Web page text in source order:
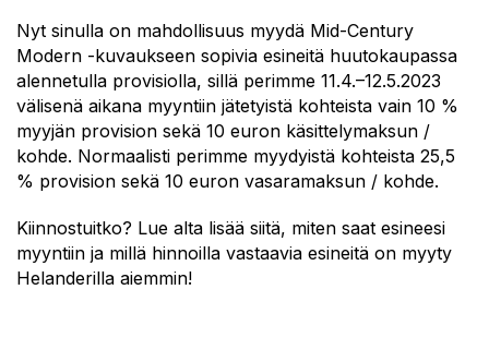
Nyt sinulla on mahdollisuus myydä Mid-Century
Modern -kuvaukseen sopivia esineitä huutokaupassa
alennetulla provisiolla, sillä perimme 11.4.–12.5.2023
välisenä aikana myyntiin jätetyistä kohteista vain 10 %
myyjän provision sekä 10 euron käsittelymaksun /
kohde. Normaalisti perimme myydyistä kohteista 25,5
% provision sekä 10 euron vasaramaksun / kohde.
Kiinnostuitko? Lue alta lisää siitä, miten saat esineesi
myyntiin ja millä hinnoilla vastaavia esineitä on myyty
Helanderilla aiemmin!